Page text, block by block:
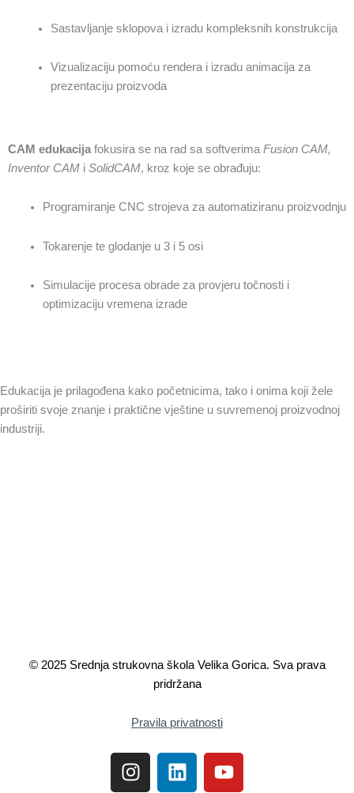
Sastavljanje sklopova i izradu kompleksnih konstrukcija
Vizualizaciju pomoću rendera i izradu animacija za
prezentaciju proizvoda
CAM edukacija fokusira se na rad sa softverima Fusion CAM,
Inventor CAM i SolidCAM, kroz koje se obrađuju:
Programiranje CNC strojeva za automatiziranu proizvodnju
Tokarenje te glodanje u 3 i 5 osi
Simulacije procesa obrade za provjeru točnosti i
optimizaciju vremena izrade
Edukacija je prilagođena kako početnicima, tako i onima koji žele
proširiti svoje znanje i praktične vještine u suvremenoj proizvodnoj
industriji.
© 2025 Srednja strukovna škola Velika Gorica. Sva prava
pridržana
Pravila privatnosti
I
n
L
i
Y
o